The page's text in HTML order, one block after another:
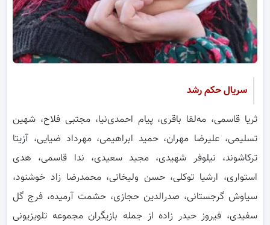
سریال حکم رشد
ثریا قاسمی، مه‌لقا باقری، پیام احمدی‌نیا، مجتبی فلاح، شهین
تسلیمی، علیرضا مهران، حمید ابراهیمی، مهرداد ضیایی، آزیتا
ترکاشوند، نیلوفر شهیدی، مجید سعیدی، ندا قاسمی، هدی
استواری، ارشیا توکلی، حسن ولیخانی، محمدرضا زاد خوشنود،
سیاوش گرجستانی، صدرالدین حجازی، حشمت آرمیده، فرج گل
سفیدی، فیروز حیدر زاده از جمله بازیگران مجموعه تلویزیونی